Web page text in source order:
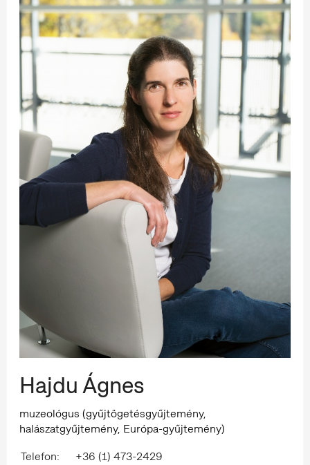
Hajdu Ágnes
muzeológus (gyűjtögetésgyűjtemény,
halászatgyűjtemény, Európa-gyűjtemény)
Telefon:
+36 (1) 473-2429